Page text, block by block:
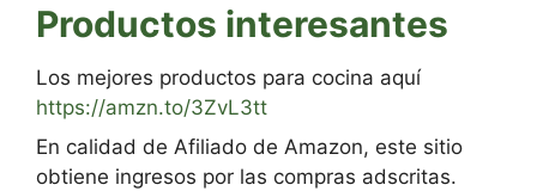
Productos interesantes
Los mejores productos para cocina aquí
https://amzn.to/3ZvL3tt
En calidad de Afiliado de Amazon, este sitio
obtiene ingresos por las compras adscritas.